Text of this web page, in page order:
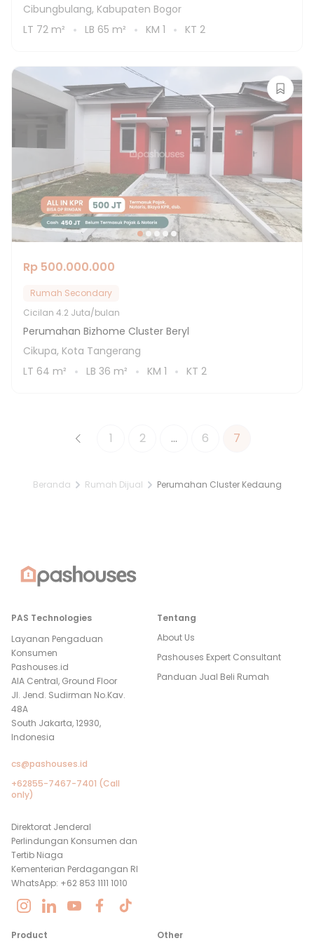
Cibungbulang, Kabupaten Bogor
LT 72 m² LB 65 m² KM 1 KT 2
Rp 500.000.000
Rumah Secondary
Cicilan 4.2 Juta/bulan
Perumahan Bizhome Cluster Beryl
Cikupa, Kota Tangerang
LT 64 m² LB 36 m² KM 1 KT 2
1 2 ... 6 7
Beranda Rumah Dijual Perumahan Cluster Kedaung
PAS Technologies
Layanan Pengaduan
Konsumen
Pashouses.id
AIA Central, Ground Floor
Jl. Jend. Sudirman No.Kav.
48A
South Jakarta, 12930,
Indonesia
cs@pashouses.id
+62855-7467-7401 (Call
only)
Direktorat Jenderal
Perlindungan Konsumen dan
Tertib Niaga
Kementerian Perdagangan RI
WhatsApp: +62 853 1111 1010
Tentang
About Us
Pashouses Expert Consultant
Panduan Jual Beli Rumah
Product Other